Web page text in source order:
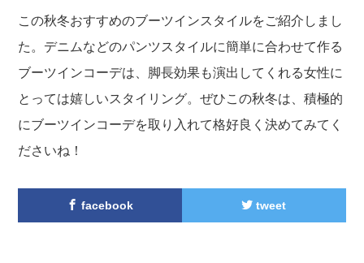
この秋冬おすすめのブーツインスタイルをご紹介しまし
た。デニムなどのパンツスタイルに簡単に合わせて作る
ブーツインコーデは、脚長効果も演出してくれる女性に
とっては嬉しいスタイリング。ぜひこの秋冬は、積極的
にブーツインコーデを取り入れて格好良く決めてみてく
ださいね！
facebook tweet